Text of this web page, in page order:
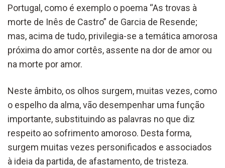
Portugal, como é exemplo o poema “As trovas à
morte de Inês de Castro” de Garcia de Resende;
mas, acima de tudo, privilegia-se a temática amorosa
próxima do amor cortês, assente na dor de amor ou
na morte por amor.
Neste âmbito, os olhos surgem, muitas vezes, como
o espelho da alma, vão desempenhar uma função
importante, substituindo as palavras no que diz
respeito ao sofrimento amoroso. Desta forma,
surgem muitas vezes personificados e associados
à ideia da partida, de afastamento, de tristeza.